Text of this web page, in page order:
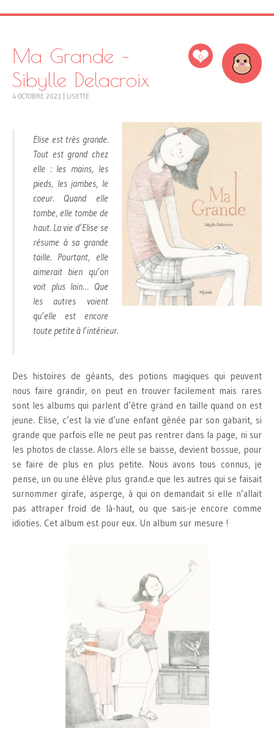
0
Ma Grande –
Sibylle Delacroix
4 OCTOBRE 2021 LISETTE
Elise est très grande.
Tout est grand chez
elle : les mains, les
pieds, les jambes, le
coeur. Quand elle
tombe, elle tombe de
haut. La vie d’Elise se
résume à sa grande
taille. Pourtant, elle
aimerait bien qu’on
voit plus loin… Que
les autres voient
qu’elle est encore
toute petite à l’intérieur.
Des histoires de géants, des potions magiques qui peuvent
nous faire grandir, on peut en trouver facilement mais rares
sont les albums qui parlent d’être grand en taille quand on est
jeune. Elise, c’est la vie d’une enfant gênée par son gabarit, si
grande que parfois elle ne peut pas rentrer dans la page, ni sur
les photos de classe. Alors elle se baisse, devient bossue, pour
se faire de plus en plus petite. Nous avons tous connus, je
pense, un ou une élève plus grand.e que les autres qui se faisait
surnommer girafe, asperge, à qui on demandait si elle n’allait
pas attraper froid de là-haut, ou que sais-je encore comme
idioties. Cet album est pour eux. Un album sur mesure !